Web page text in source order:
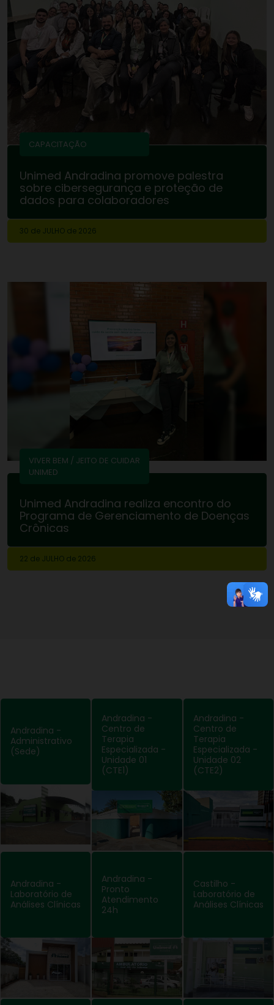
CAPACITAÇÃO
Unimed Andradina promove palestra
sobre cibersegurança e proteção de
dados para colaboradores
30 de JULHO de 2026
VIVER BEM / JEITO DE CUIDAR
UNIMED
Unimed Andradina realiza encontro do
Programa de Gerenciamento de Doenças
Crônicas
22 de JULHO de 2026
Andradina -
Administrativo
(Sede)
Andradina -
Centro de
Terapia
Especializada -
Unidade 01
(CTE1)
Andradina -
Centro de
Terapia
Especializada -
Unidade 02
(CTE2)
Andradina -
Laboratório de
Análises Clínicas
Andradina -
Pronto
Atendimento
24h
Castilho -
Laboratório de
Análises Clínicas